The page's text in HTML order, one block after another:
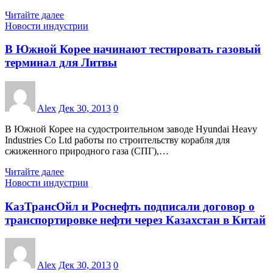
Читайте далее
Новости индустрии
В Южной Корее начинают тестировать газовый
терминал для Литвы
Alex Дек 30, 2013 0
В Южной Корее на судостроительном заводе Hyundai Heavy
Industries Co Ltd работы по строительству корабля для
сжиженного природного газа (СПГ),…
Читайте далее
Новости индустрии
КазТрансОйл и Роснефть подписали договор о
транспортировке нефти через Казахстан в Китай
Alex Дек 30, 2013 0